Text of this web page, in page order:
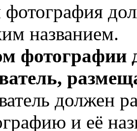
названием.
фотографии
должен
и её